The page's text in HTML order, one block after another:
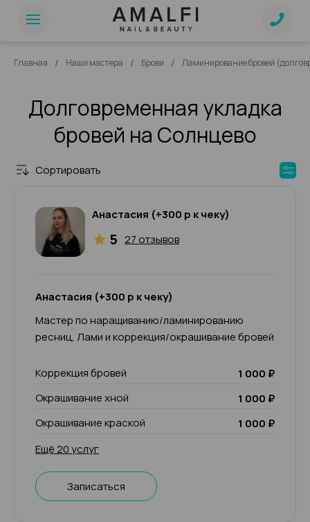
Главная / Наши мастера / Брови / Ламинирование бровей
Долговременная укладка
бровей на Солнцево
Сортировать
Анастасия (+300 р к чеку)
5 27 отзывов
Анастасия (+300 р к чеку)
Мастер по наращиванию/ламинированию
ресниц, Лами и коррекция/окрашивание бровей
Коррекция бровей
1 000 ₽
Окрашивание хной
1 000 ₽
Окрашивание краской
1 000 ₽
Ещё 20 услуг
Записаться